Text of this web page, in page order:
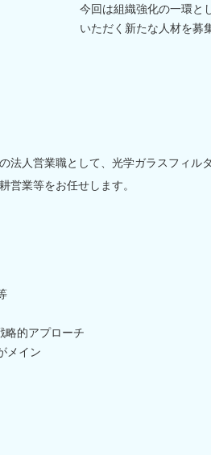
今回は組織強化の一環と
いただく新たな人材を募
法人営業職として、光学ガラスフィル
営業等をお任せします。
略的アプローチ
メイン